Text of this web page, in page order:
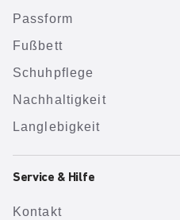
Passform
Fußbett
Schuhpflege
Nachhaltigkeit
Langlebigkeit
Service & Hilfe
Kontakt